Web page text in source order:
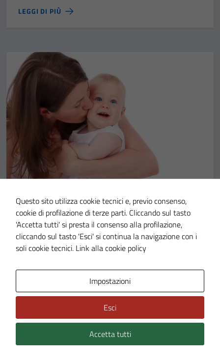
LEGGI DI PIÙ
Nuovo bonus mamme
Accesso all'informazione
Questo sito utilizza cookie tecnici e, previo consenso,
cookie di profilazione di terze parti. Cliccando sul tasto
'Accetta tutti' si presta il consenso alla profilazione,
cliccando sul tasto 'Esci' si continua la navigazione con i
soli cookie tecnici. Link alla cookie policy
Impostazioni
Esci
Accetta tutti